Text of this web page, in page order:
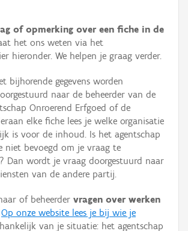
of opmerking over een fiche in de
het ons weten via het
hieronder. We helpen je graag verder.
bijhorende gegevens worden
naar de beheerder van de
Onroerend Erfgoed of de
elke fiche lees je welke organisatie
is voor de inhoud. Is het agentschap
niet bevoegd om je vraag te
Dan wordt je vraag doorgestuurd naar
van de andere partij.
of beheerder vragen over werken
Op onze website lees je bij wie je
van je situatie: het agentschap